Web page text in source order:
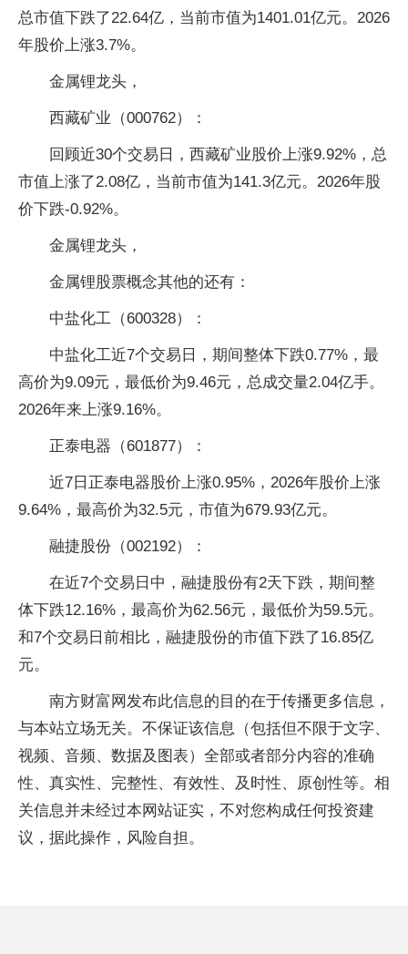
总市值下跌了22.64亿，当前市值为1401.01亿元。2026
年股价上涨3.7%。
金属锂龙头，
西藏矿业（000762）：
回顾近30个交易日，西藏矿业股价上涨9.92%，总
市值上涨了2.08亿，当前市值为141.3亿元。2026年股
价下跌-0.92%。
金属锂龙头，
金属锂股票概念其他的还有：
中盐化工（600328）：
中盐化工近7个交易日，期间整体下跌0.77%，最
高价为9.09元，最低价为9.46元，总成交量2.04亿手。
2026年来上涨9.16%。
正泰电器（601877）：
近7日正泰电器股价上涨0.95%，2026年股价上涨
9.64%，最高价为32.5元，市值为679.93亿元。
融捷股份（002192）：
在近7个交易日中，融捷股份有2天下跌，期间整
体下跌12.16%，最高价为62.56元，最低价为59.5元。
和7个交易日前相比，融捷股份的市值下跌了16.85亿
元。
南方财富网发布此信息的目的在于传播更多信息，
与本站立场无关。不保证该信息（包括但不限于文字、
视频、音频、数据及图表）全部或者部分内容的准确
性、真实性、完整性、有效性、及时性、原创性等。相
关信息并未经过本网站证实，不对您构成任何投资建
议，据此操作，风险自担。